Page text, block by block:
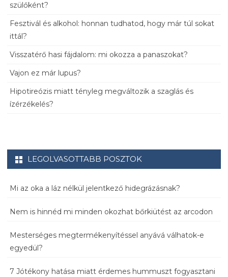
szülőként?
Fesztivál és alkohol: honnan tudhatod, hogy már túl sokat
ittál?
Visszatérő hasi fájdalom: mi okozza a panaszokat?
Vajon ez már lupus?
Hipotireózis miatt tényleg megváltozik a szaglás és
ízérzékelés?
LEGOLVASOTTABB POSZTOK
Mi az oka a láz nélkül jelentkező hidegrázásnak?
Nem is hinnéd mi minden okozhat bőrkiütést az arcodon
Mesterséges megtermékenyítéssel anyává válhatok-e
egyedül?
7 Jótékony hatása miatt érdemes hummuszt fogyasztani